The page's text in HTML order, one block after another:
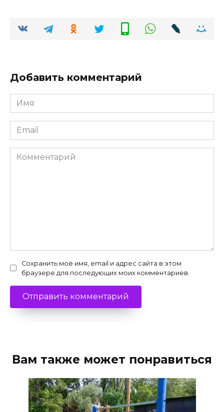
Добавить комментарий
Имя
*
Email
*
Комментарий
Сохранить моё имя, email и адрес сайта в этом
браузере для последующих моих комментариев.
Вам также может понравиться